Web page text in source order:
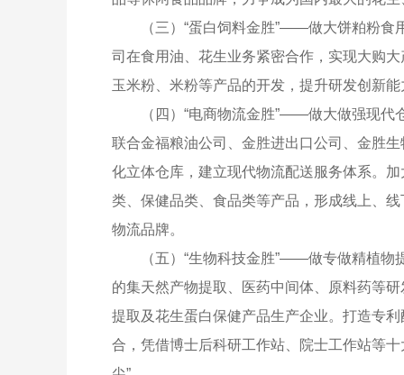
（三）“蛋白饲料金胜”——做大饼粕粉
司在食用油、花生业务紧密合作，实现大购
玉米粉、米粉等产品的开发，提升研发创新
（四）“电商物流金胜”——做大做强现
联合金福粮油公司、金胜进出口公司、金胜
化立体仓库，建立现代物流配送服务体系。
类、保健品类、食品类等产品，形成线上、
物流品牌。
（五）“生物科技金胜”——做专做精植
的集天然产物提取、医药中间体、原料药等
提取及花生蛋白保健产品生产企业。打造专
合，凭借博士后科研工作站、院士工作站等